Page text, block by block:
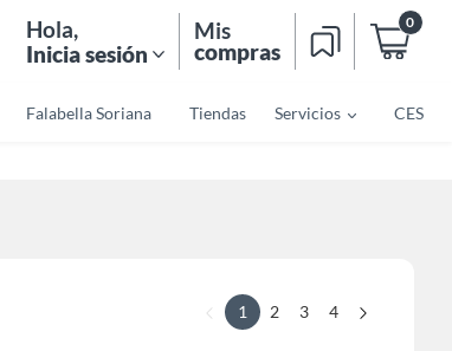
Hola,
Inicia sesión
Mis
compras
0
Falabella Soriana Tiendas Servicios CES
1 2 3 4